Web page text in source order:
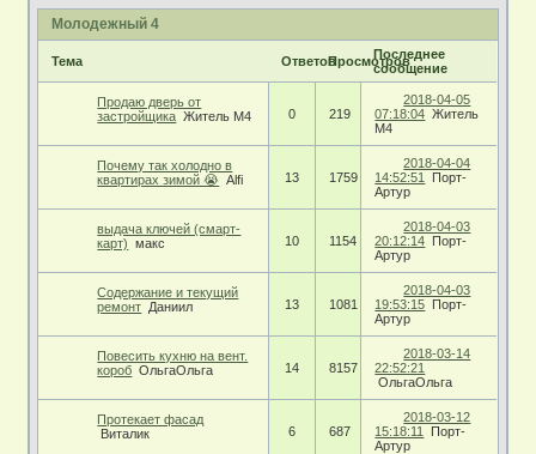
Молодежный 4
Тема ОтветовПросмотровПоследнее
сообщение
Продаю дверь от
застройщика Житель М4 0 219
2018-04-05
07:18:04 Житель
М4
Почему так холодно в
квартирах зимой 😭
Alfi 13 1759
2018-04-04
14:52:51
Порт-
Артур
выдача ключей (смарт-
карт)
макс 10 1154
2018-04-03
20:12:14 Порт-
Артур
Содержание и текущий
ремонт Даниил 13 1081
2018-04-03
19:53:15 Порт-
Артур
Повесить кухню на вент.
короб ОльгаОльга 14 8157
2018-03-14
22:52:21
ОльгаОльга
Протекает фасад
Виталик
6 687
2018-03-12
15:18:11
Порт-
Артур